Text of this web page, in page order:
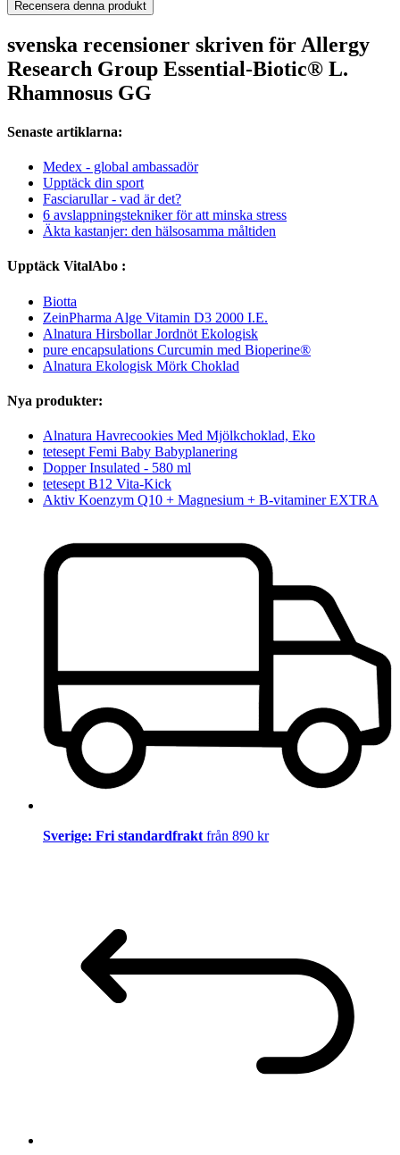
Recensera denna produkt
svenska recensioner skriven för Allergy
Research Group Essential-Biotic® L.
Rhamnosus GG
Senaste artiklarna:
Medex - global ambassadör
Upptäck din sport
Fasciarullar - vad är det?
6 avslappningstekniker för att minska stress
Äkta kastanjer: den hälsosamma måltiden
Upptäck VitalAbo :
Biotta
ZeinPharma Alge Vitamin D3 2000 I.E.
Alnatura Hirsbollar Jordnöt Ekologisk
pure encapsulations Curcumin med Bioperine®
Alnatura Ekologisk Mörk Choklad
Nya produkter:
Alnatura Havrecookies Med Mjölkchoklad, Eko
tetesept Femi Baby Babyplanering
Dopper Insulated - 580 ml
tetesept B12 Vita-Kick
Aktiv Koenzym Q10 + Magnesium + B-vitaminer EXTRA
Sverige: Fri standardfrakt från 890 kr